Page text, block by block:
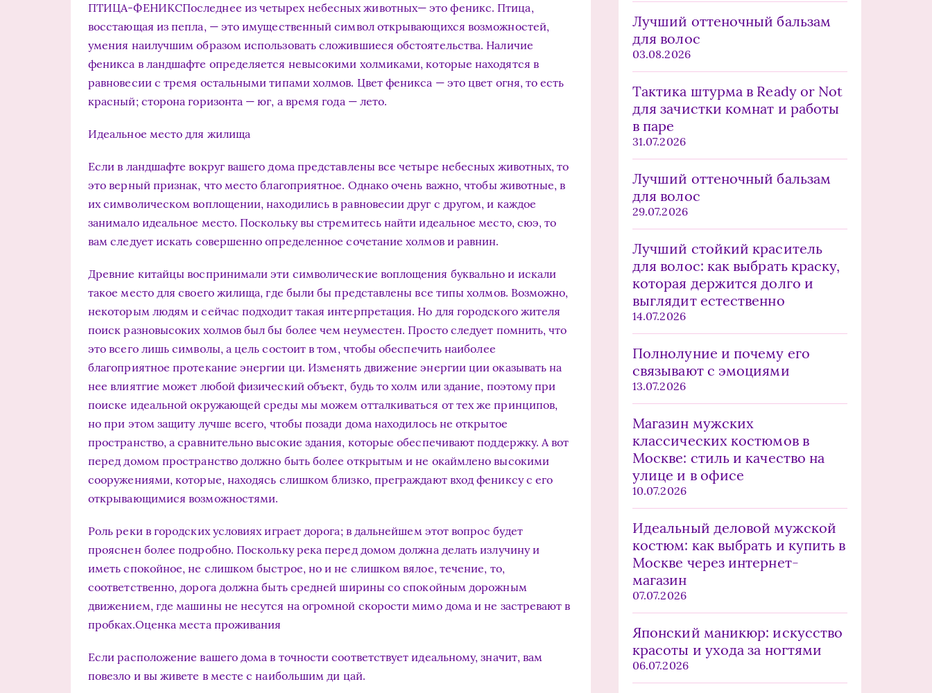
ПТИЦА-ФЕНИКСПоследнее из четырех небесных животных— это феникс. Птица,
восстающая из пепла, — это имущественный символ открывающихся возможностей,
умения наилучшим образом использовать сложившиеся обстоятельства. Наличие
феникса в ландшафте определяется невысокими холмиками, которые находятся в
равновесии с тремя остальными типами холмов. Цвет феникса — это цвет огня, то есть
красный; сторона горизонта — юг, а время года — лето.
Идеальное место для жилища
Если в ландшафте вокруг вашего дома представлены все четыре небесных животных, то
это верный признак, что место благоприятное. Однако очень важно, чтобы животные, в
их символическом воплощении, находились в равновесии друг с другом, и каждое
занимало идеальное место. Поскольку вы стремитесь найти идеальное место, сюэ, то
вам следует искать совершенно определенное сочетание холмов и равнин.
Древние китайцы воспринимали эти символические воплощения буквально и искали
такое место для своего жилища, где были бы представлены все типы холмов. Возможно,
некоторым людям и сейчас подходит такая интерпретация. Но для городского жителя
поиск разновысоких холмов был бы более чем неуместен. Просто следует помнить, что
это всего лишь символы, а цель состоит в том, чтобы обеспечить наиболее
благоприятное протекание энергии ци. Изменять движение энергии ции оказывать на
нее влиятгие может любой физический объект, будь то холм или здание, поэтому при
поиске идеальной окружающей среды мы можем отталкиваться от тех же принципов,
но при этом защиту лучше всего, чтобы позади дома находилось не открытое
пространство, а сравнительно высокие здания, которые обеспечивают поддержку. А вот
перед домом пространство должно быть более открытым и не окаймлено высокими
сооружениями, которые, находясь слишком близко, преграждают вход фениксу с его
открывающимися возможностями.
Роль реки в городских условиях играет дорога; в дальнейшем этот вопрос будет
прояснен более подробно. Поскольку река перед домом должна делать излучину и
иметь спокойное, не слишком быстрое, но и не слишком вялое, течение, то,
соответственно, дорога должна быть средней ширины со спокойным дорожным
движением, где машины не несутся на огромной скорости мимо дома и не застревают в
пробках.Оценка места проживания
Если расположение вашего дома в точности соответствует идеальному, значит, вам
повезло и вы живете в месте с наибольшим ди цай.
Лучший оттеночный бальзам
для волос
03.08.2026
Тактика штурма в Ready or Not
для зачистки комнат и работы
в паре
31.07.2026
Лучший оттеночный бальзам
для волос
29.07.2026
Лучший стойкий краситель
для волос: как выбрать краску,
которая держится долго и
выглядит естественно
14.07.2026
Полнолуние и почему его
связывают с эмоциями
13.07.2026
Магазин мужских
классических костюмов в
Москве: стиль и качество на
улице и в офисе
10.07.2026
Идеальный деловой мужской
костюм: как выбрать и купить в
Москве через интернет-
магазин
07.07.2026
Японский маникюр: искусство
красоты и ухода за ногтями
06.07.2026